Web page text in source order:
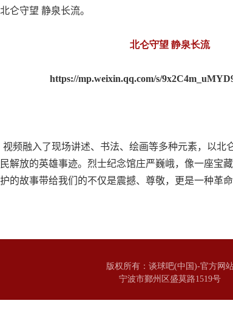
仑守望 静泉长流。
北仑守望 静泉长流
https://mp.weixin.qq.com/s/
频融入了现场讲述、书法、绘画等多种元素，以
解放的英雄事迹。烈士纪念馆庄严巍峨，像一座宝
的故事带给我们的不仅是震撼、尊敬，更是一种革
版权所有：谈球吧(中国)-官方网
宁波市鄞州区盛莫路1519号